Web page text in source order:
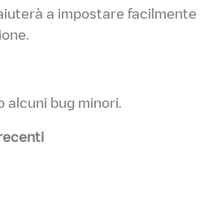
a impostare facilmente
bug minori.